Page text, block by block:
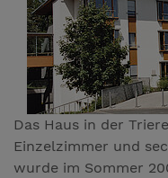
Das Haus in der
Einzelzimmer und
wurde im Sommer